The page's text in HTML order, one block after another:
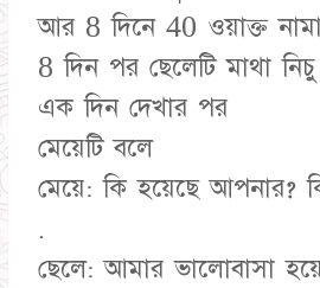
আর 8 দিনে 40 ওয়াক্ত
8 দিন পর ছেলেটি মাথা
এক দিন দেখার পর
মেয়েটি বলে
মেয়ে: কি হয়েছে আপনার?
.
ছেলে: আমার ভালোবাসা